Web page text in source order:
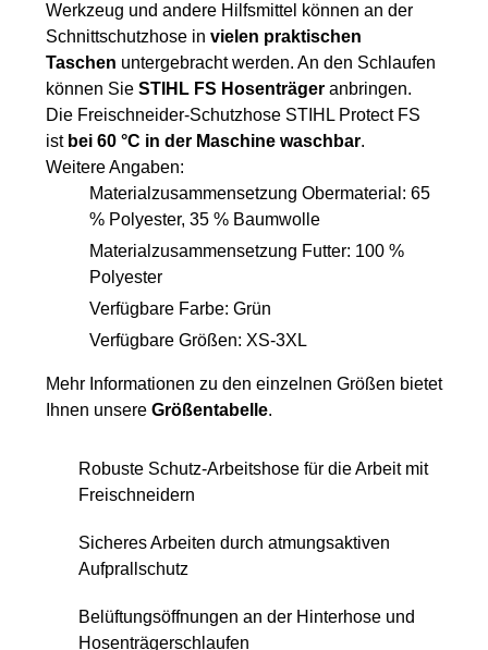
Werkzeug und andere Hilfsmittel können an der
Schnittschutzhose in vielen praktischen
Taschen untergebracht werden. An den Schlaufen
können Sie STIHL FS Hosenträger anbringen.
Die Freischneider-Schutzhose STIHL Protect FS
ist bei 60 °C in der Maschine waschbar.
Weitere Angaben:
Materialzusammensetzung Obermaterial: 65
% Polyester, 35 % Baumwolle
Materialzusammensetzung Futter: 100 %
Polyester
Verfügbare Farbe: Grün
Verfügbare Größen: XS-3XL
Mehr Informationen zu den einzelnen Größen bietet
Ihnen unsere Größentabelle.
Robuste Schutz-Arbeitshose für die Arbeit mit
Freischneidern
Sicheres Arbeiten durch atmungsaktiven
Aufprallschutz
Belüftungsöffnungen an der Hinterhose und
Hosenträgerschlaufen